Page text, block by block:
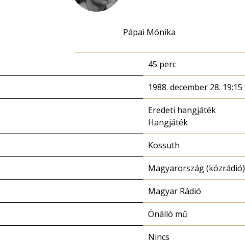
Pápai Mónika
45 perc
1988. december 28. 19:15
Eredeti hangjáték
Hangjáték
Kossuth
Magyarország (közrádió)
Magyar Rádió
Önálló mű
Nincs